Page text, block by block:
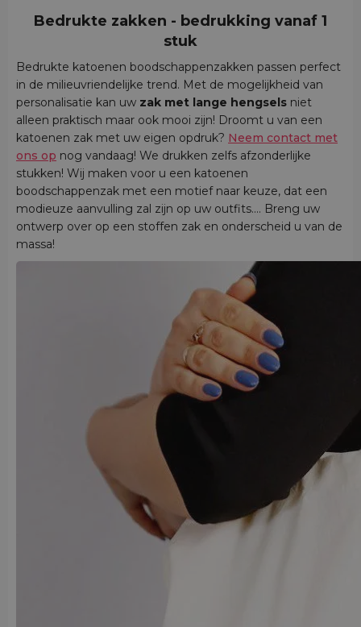
Bedrukte zakken - bedrukking vanaf 1
stuk
Bedrukte katoenen boodschappenzakken passen perfect
in de milieuvriendelijke trend. Met de mogelijkheid van
personalisatie kan uw zak met lange hengsels niet
alleen praktisch maar ook mooi zijn! Droomt u van een
katoenen zak met uw eigen opdruk? Neem contact met
ons op nog vandaag! We drukken zelfs afzonderlijke
stukken! Wij maken voor u een katoenen
boodschappenzak met een motief naar keuze, dat een
modieuze aanvulling zal zijn op uw outfits.... Breng uw
ontwerp over op een stoffen zak en onderscheid u van de
massa!